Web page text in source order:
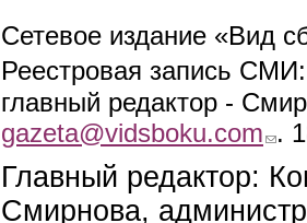
Сетевое издание «Вид
Реестровая запись
главный редактор -
gazeta@vidsboku.com (link
.
Главный редактор:
Смирнова,